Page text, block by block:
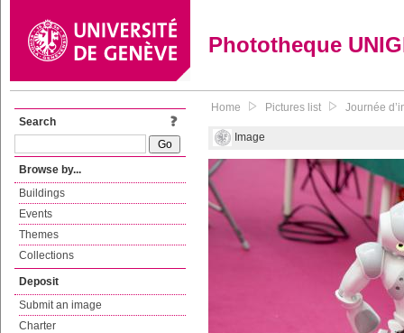
Phototheque
Search
Browse by...
Buildings
Events
Themes
Collections
Deposit
Submit an image
Charter
Home Pictures list Journée
Image